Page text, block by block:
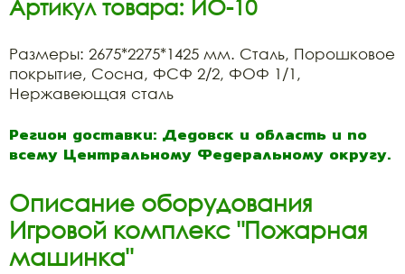
Артикул товара: ИО-10
Размеры: 2675*2275*1425 мм. Сталь, Порошковое
покрытие, Сосна, ФСФ 2/2, ФОФ 1/1,
Нержавеющая сталь
Регион доставки: Дедовск и область и по
всему Центральному Федеральному округу.
Описание оборудования
Игровой комплекс "Пожарная
машинка"